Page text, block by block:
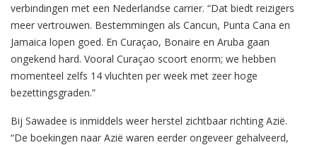
verbindingen met een Nederlandse carrier. “Dat biedt reizigers
meer vertrouwen. Bestemmingen als Cancun, Punta Cana en
Jamaica lopen goed. En Curaçao, Bonaire en Aruba gaan
ongekend hard. Vooral Curaçao scoort enorm; we hebben
momenteel zelfs 14 vluchten per week met zeer hoge
bezettingsgraden.”
Bij Sawadee is inmiddels weer herstel zichtbaar richting Azië.
“De boekingen naar Azië waren eerder ongeveer gehalveerd,